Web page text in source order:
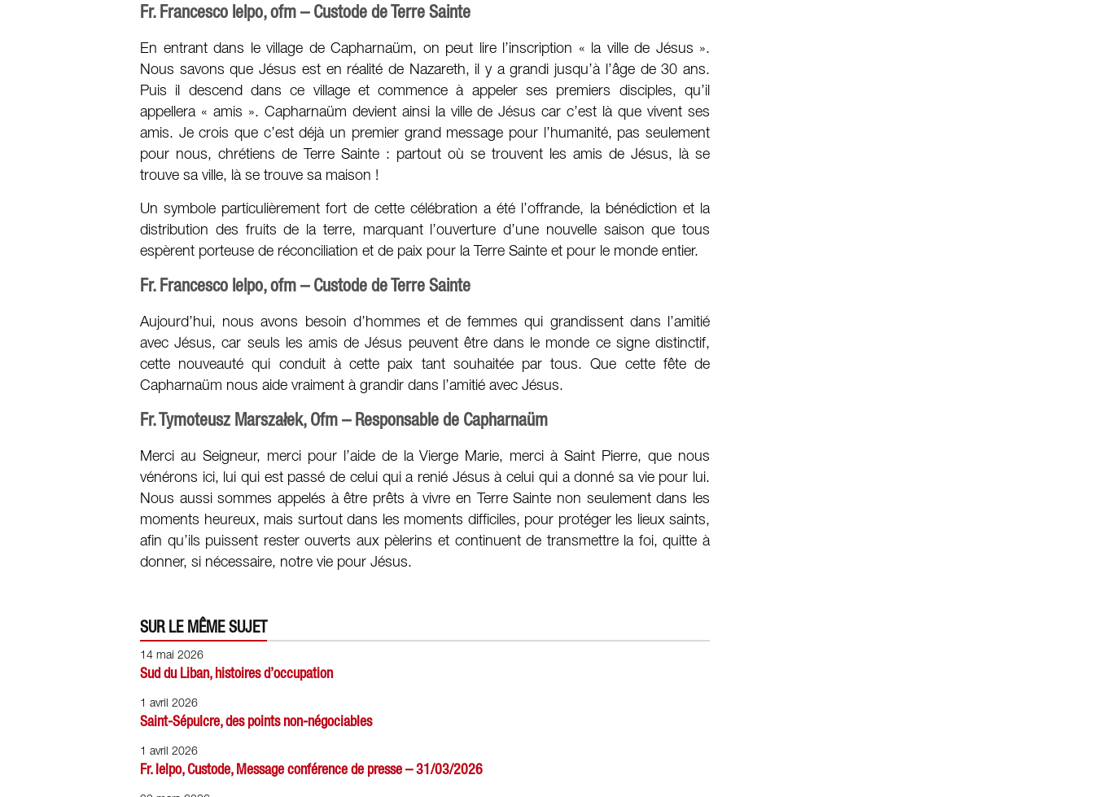
Fr. Francesco Ielpo, ofm – Custode de Terre Sainte
En entrant dans le village de Capharnaüm, on peut lire l’inscription « la ville de Jésus ».
Nous savons que Jésus est en réalité de Nazareth, il y a grandi jusqu’à l’âge de 30 ans.
Puis il descend dans ce village et commence à appeler ses premiers disciples, qu’il
appellera « amis ». Capharnaüm devient ainsi la ville de Jésus car c’est là que vivent ses
amis. Je crois que c’est déjà un premier grand message pour l’humanité, pas seulement
pour nous, chrétiens de Terre Sainte : partout où se trouvent les amis de Jésus, là se
trouve sa ville, là se trouve sa maison !
Un symbole particulièrement fort de cette célébration a été l’offrande, la bénédiction et la
distribution des fruits de la terre, marquant l’ouverture d’une nouvelle saison que tous
espèrent porteuse de réconciliation et de paix pour la Terre Sainte et pour le monde entier.
Fr. Francesco Ielpo, ofm – Custode de Terre Sainte
Aujourd’hui, nous avons besoin d’hommes et de femmes qui grandissent dans l’amitié
avec Jésus, car seuls les amis de Jésus peuvent être dans le monde ce signe distinctif,
cette nouveauté qui conduit à cette paix tant souhaitée par tous. Que cette fête de
Capharnaüm nous aide vraiment à grandir dans l’amitié avec Jésus.
Fr. Tymoteusz Marszałek, Ofm – Responsable de Capharnaüm
Merci au Seigneur, merci pour l’aide de la Vierge Marie, merci à Saint Pierre, que nous
vénérons ici, lui qui est passé de celui qui a renié Jésus à celui qui a donné sa vie pour lui.
Nous aussi sommes appelés à être prêts à vivre en Terre Sainte non seulement dans les
moments heureux, mais surtout dans les moments difficiles, pour protéger les lieux saints,
afin qu’ils puissent rester ouverts aux pèlerins et continuent de transmettre la foi, quitte à
donner, si nécessaire, notre vie pour Jésus.
SUR LE MÊME SUJET
14 mai 2026
Sud du Liban, histoires d’occupation
1 avril 2026
Saint-Sépulcre, des points non-négociables
1 avril 2026
Fr. Ielpo, Custode, Message conférence de presse – 31/03/2026